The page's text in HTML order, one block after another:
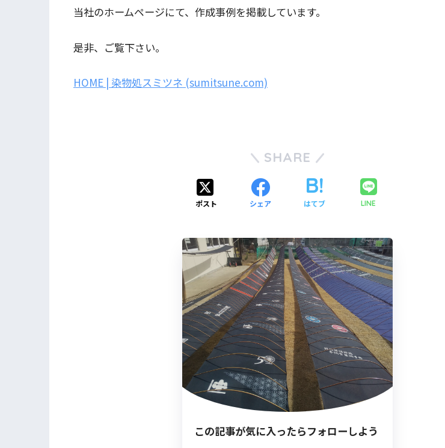
当社のホームページにて、作成事例を掲載しています。
是非、ご覧下さい。
HOME | 染物処スミツネ (sumitsune.com)
SHARE
ポスト シェア はてブ LINE
この記事が気に入ったらフォローしよう